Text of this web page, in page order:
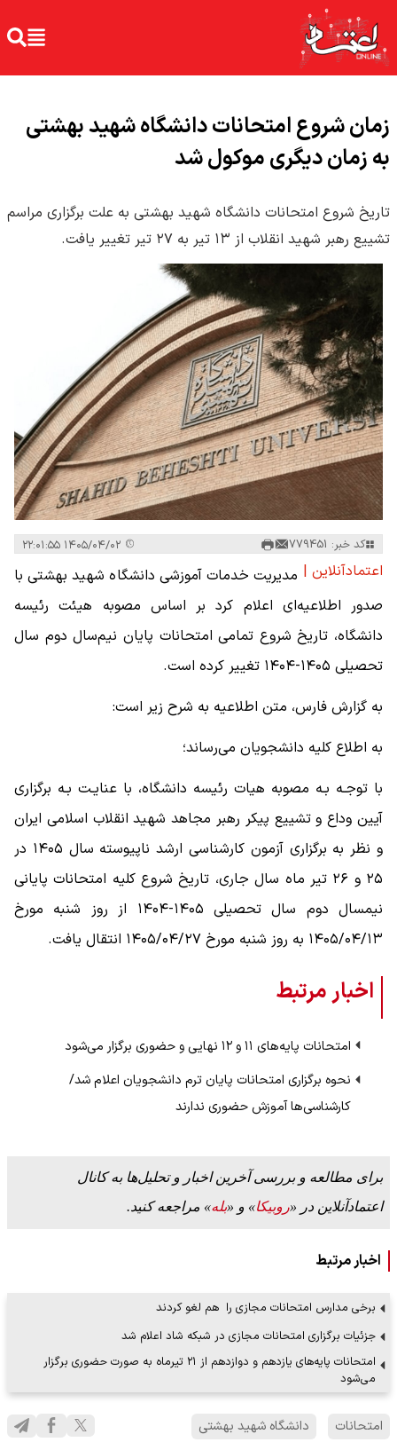
زمان شروع امتحانات دانشگاه شهید بهشتی
به زمان دیگری موکول شد
تاریخ شروع امتحانات دانشگاه شهید بهشتی به علت برگزاری مراسم
تشییع رهبر شهید انقلاب از ١٣ تیر به ٢٧ تیر تغییر یافت.
کد خبر: 779451
اعتمادآنلاین | مدیریت خدمات آموزشی دانشگاه شهید بهشتی با
صدور اطلاعیه‌ای اعلام کرد بر اساس مصوبه هیئت رئیسه
دانشگاه، تاریخ شروع تمامی امتحانات پایان نیم‌سال دوم سال
تحصیلی ۱۴۰۵-۱۴۰۴ تغییر کرده است.
به گزارش فارس، متن اطلاعیه به شرح زیر است:
به اطلاع کلیه دانشجویان می‌رساند؛
با توجـه بـه مصوبه هیات رئیسه دانشگاه، با عنایـت بـه برگزاری
آیین وداع و تشییع پیکر رهبر مجاهد شهید انقلاب اسلامی ایران
و نظر به برگزاری آزمون کارشناسی ارشد ناپیوسته سال ۱۴۰۵ در
۲۵ و ۲۶ تیر ماه سال جاری، تاریخ شروع کلیه امتحانات پایانی
نیمسال دوم سال تحصیلی ۱۴۰۵-۱۴۰۴ از روز شنبه مورخ
۱۴۰۵/۰۴/۱۳ به روز شنبه مورخ ۱۴۰۵/۰۴/۲۷ انتقال یافت.
اخبار مرتبط
امتحانات پایه‌های ۱۱ و ۱۲ نهایی و حضوری برگزار می‌شود
نحوه برگزاری امتحانات پایان ترم دانشجویان اعلام شد/
کارشناسی‌ها آموزش حضوری ندارند
برای مطالعه و بررسی آخرین اخبار و تحلیل‌ها به کانال
اعتمادآنلاین در «روبیکا» و «بله» مراجعه کنید.
اخبار مرتبط
برخی مدارس امتحانات مجازی را هم لغو کردند
جزئیات برگزاری امتحانات مجازی در شبکه شاد اعلام شد
امتحانات پایه‌های یازدهم و دوازدهم از ۲۱ تیرماه به صورت حضوری برگزار
می‌شود
امتحانات دانشگاه شهید بهشتی